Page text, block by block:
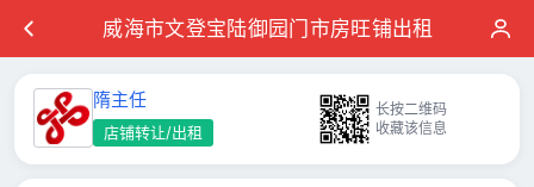
威海市文登宝陆御园门市房旺铺出租
隋主任
店铺转让/出租
长按二维码
收藏该信息